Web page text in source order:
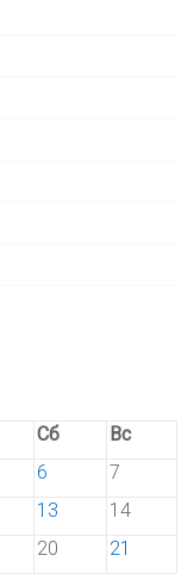
Сб
Вс
6
7
13
14
20
21